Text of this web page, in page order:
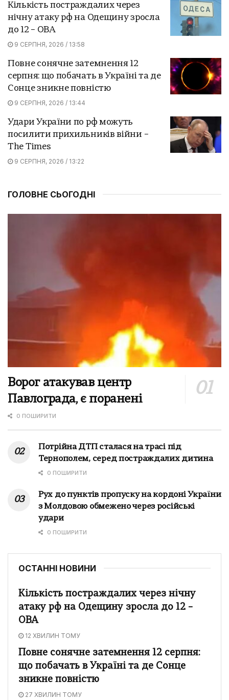
Кількість постраждалих через
нічну атаку рф на Одещину зросла
до 12 – ОВА
9 СЕРПНЯ, 2026 / 13:58
Повне сонячне затемнення 12
серпня: що побачать в Україні та де
Сонце зникне повністю
9 СЕРПНЯ, 2026 / 13:44
Удари України по рф можуть
посилити прихильників війни –
The Times
9 СЕРПНЯ, 2026 / 13:22
ГОЛОВНЕ СЬОГОДНІ
Ворог атакував центр
Павлограда, є поранені
0 ПОШИРИТИ
Потрійна ДТП сталася на трасі під
Тернополем, серед постраждалих дитина
0 ПОШИРИТИ
Рух до пунктів пропуску на кордоні України
з Молдовою обмежено через російські
удари
0 ПОШИРИТИ
ОСТАННІ НОВИНИ
Кількість постраждалих через нічну
атаку рф на Одещину зросла до 12 –
ОВА
12 ХВИЛИН ТОМУ
Повне сонячне затемнення 12 серпня:
що побачать в Україні та де Сонце
зникне повністю
27 ХВИЛИН ТОМУ